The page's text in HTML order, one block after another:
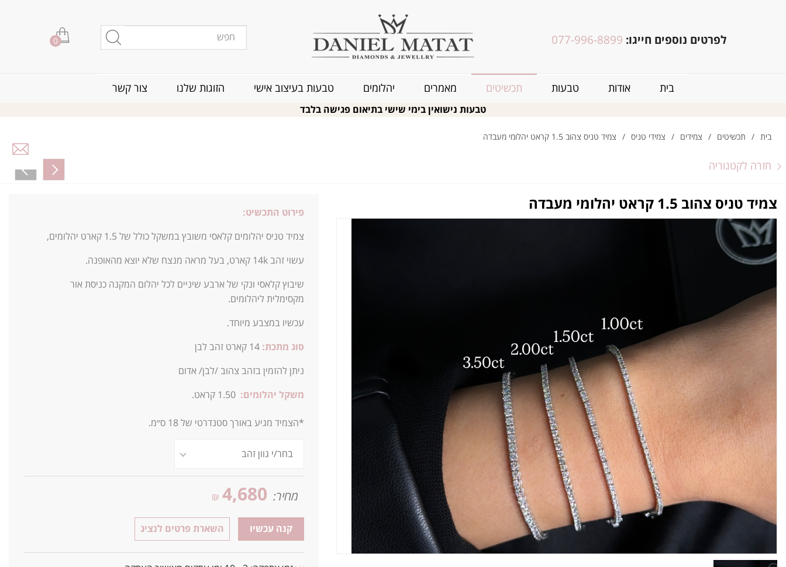
לפרטים נוספים חייגו: 077-996-8899
0
בית אודות טבעות תכשיטים מאמרים יהלומים טבעות בעיצוב אישי הזוגות שלנו צור קשר
טבעות נישואין בימי שישי בתיאום פגישה בלבד
בית / תכשיטים / צמידים / צמידי טניס / צמיד טניס צהוב 1.5 קראט יהלומי מעבדה
חזרה לקטגוריה
צמיד טניס צהוב 1.5 קראט יהלומי מעבדה פירוט התכשיט:
צמיד טניס יהלומים קלאסי משובץ במשקל כולל של 1.5 קארט יהלומים,
עשוי זהב 14k קארט, בעל מראה מנצח שלא יוצא מהאופנה.
שיבוץ קלאסי ונקי של ארבע שיניים לכל יהלום המקנה כניסת אור
מקסימלית ליהלומים.
עכשיו במצבע מיוחד.
סוג מתכת: 14 קארט זהב לבן
ניתן להזמין בזהב צהוב /לבן/ אדום
משקל יהלומים:
*הצמיד מגיע באורך סטנדרטי של 18 ס״מ.
מחיר: 4,680
₪
קנה עכשיו השארת פרטים לנציג